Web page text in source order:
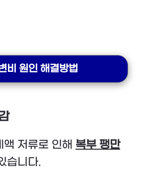
비 원인 해결방법
저류로 인해 복부 팽만
습니다.